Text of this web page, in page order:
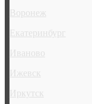
Воронеж
Екатеринбург
Иваново
Ижевск
Иркутск